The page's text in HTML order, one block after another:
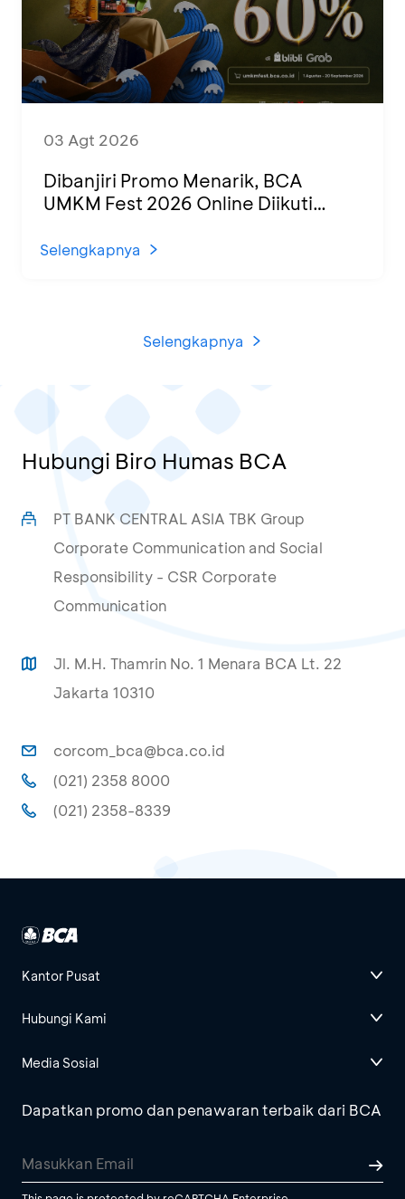
03 Agt 2026
Dibanjiri Promo Menarik, BCA
UMKM Fest 2026 Online Diikuti
Selengkapnya
Selengkapnya
Hubungi Biro Humas BCA
PT BANK CENTRAL ASIA TBK Group
Corporate Communication and Social
Responsibility - CSR Corporate
Communication
Jl. M.H. Thamrin No. 1 Menara BCA Lt. 22
Jakarta 10310
corcom_bca@bca.co.id
(021) 2358 8000
(021) 2358-8339
Kantor Pusat
Hubungi Kami
Media Sosial
Dapatkan promo dan penawaran terbaik dari BCA